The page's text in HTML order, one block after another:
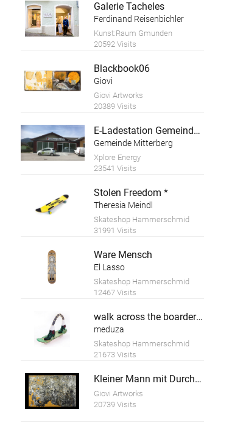
Galerie Tacheles
Ferdinand Reisenbichler
Kunst:Raum Gmunden
20592 Visits
Blackbook06
Giovi
Giovi Artworks
20389 Visits
E-Ladestation Gemeinde Mitterberg St.Martin
Gemeinde Mitterberg
Xplore Energy
23541 Visits
Stolen Freedom *
Theresia Meindl
Skateshop Hammerschmid
31991 Visits
Ware Mensch
El Lasso
Skateshop Hammerschmid
12467 Visits
walk across the boarderline - go crazy *
meduza
Skateshop Hammerschmid
21673 Visits
Kleiner Mann mit Durchblick
Giovi Artworks
20739 Visits